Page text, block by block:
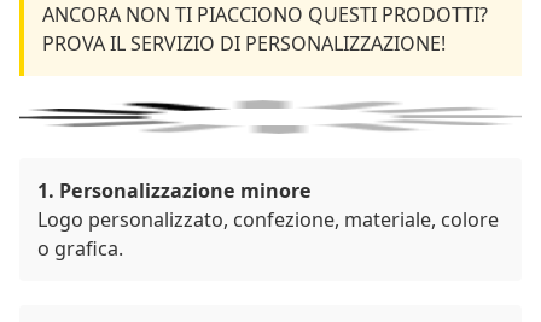
ANCORA NON TI PIACCIONO QUESTI PRODOTTI?
PROVA IL SERVIZIO DI PERSONALIZZAZIONE!
1. Personalizzazione minore
Logo personalizzato, confezione, materiale, colore
o grafica.